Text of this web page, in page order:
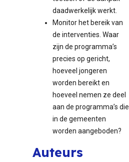
daadwerkelijk werkt.
Monitor het bereik van
de interventies. Waar
zijn de programma’s
precies op gericht,
hoeveel jongeren
worden bereikt en
hoeveel nemen ze deel
aan de programma’s die
in de gemeenten
worden aangeboden?
Auteurs